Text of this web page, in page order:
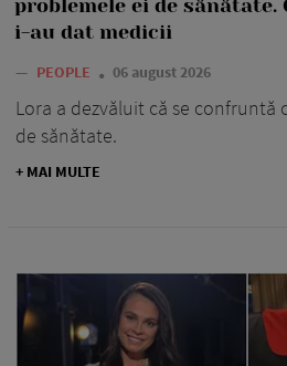
problemele ei de sănătate.
i-au dat medicii
— PEOPLE 06 august 2026
Lora a dezvăluit că se
de sănătate.
+ MAI MULTE